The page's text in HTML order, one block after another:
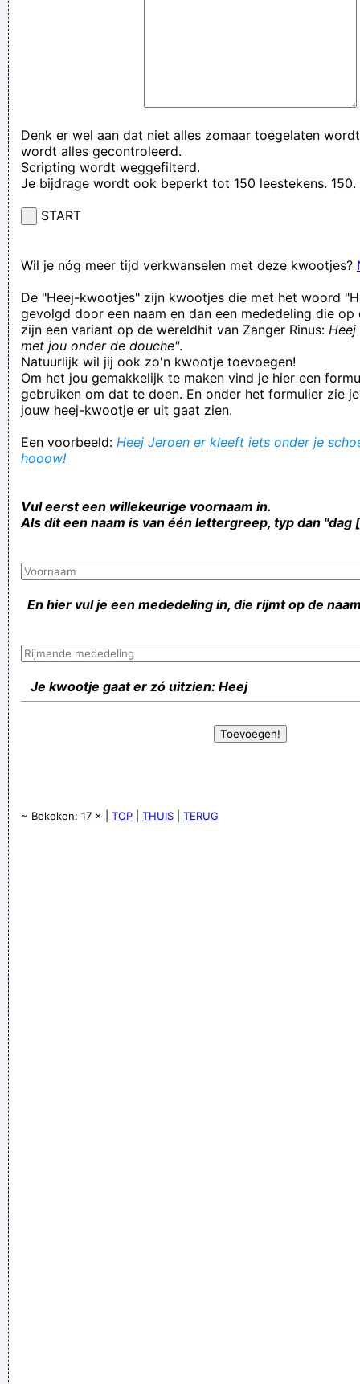
Denk er wel aan dat niet alles zomaar toegelaten
wordt alles gecontroleerd.
Scripting wordt weggefilterd.
Je bijdrage wordt ook beperkt tot 150 leestekens. 150.
START
Wil je nóg meer tijd verkwanselen met deze kwootjes?
De "Heej-kwootjes" zijn kwootjes die met het woord
gevolgd door een naam en dan een mededeling die op
zijn een variant op de wereldhit van Zanger Rinus:
met jou onder de douche".
Natuurlijk wil jij ook zo'n kwootje toevoegen!
Om het jou gemakkelijk te maken vind je hier een
gebruiken om dat te doen. En onder het formulier zie
jouw heej-kwootje er uit gaat zien.
Een voorbeeld: Heej Jeroen er kleeft iets onder je
hooow!
Vul eerst een willekeurige voornaam in.
Als dit een naam is van één lettergreep, typ dan "dag
En hier vul je een mededeling in, die rijmt op de
Je kwootje gaat er zó uitzien: Heej
~ Bekeken: 17 × | TOP THUIS TERUG